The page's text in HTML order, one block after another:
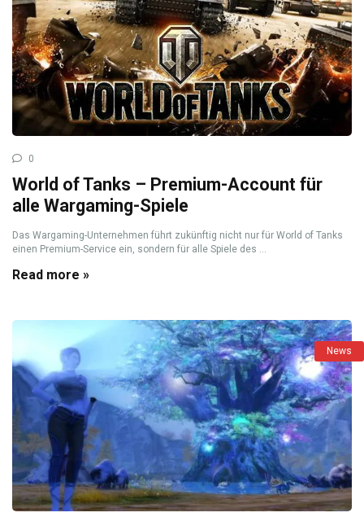
0
World of Tanks – Premium-Account für
alle Wargaming-Spiele
Das Wargaming-Unternehmen führt zukünftig nicht nur für World of Tanks
einen Premium-Service ein, sondern für alle Spiele des ...
Read more »
News